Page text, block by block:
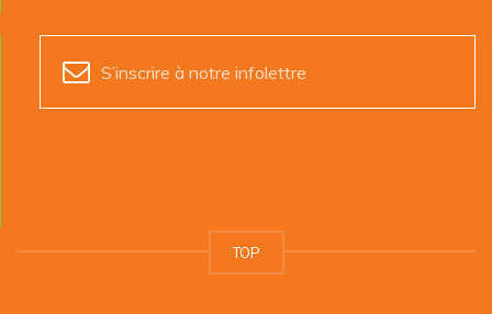
S’inscrire à notre infolettre
TOP